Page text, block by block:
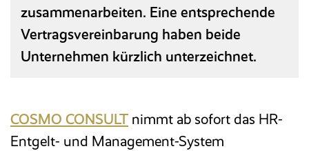
ON PREMISE (LN UI)
Recruiting
Reisekosten­abrechnung
zusammenarbeiten. Eine entsprechende
Vertragsvereinbarung haben beide
Unternehmen kürzlich unterzeichnet.
COSMO CONSULT nimmt ab sofort das HR-
Entgelt- und Management-System